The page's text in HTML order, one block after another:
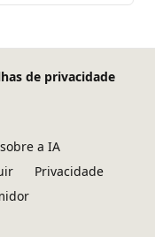
de privacidade
a IA
Privacidade